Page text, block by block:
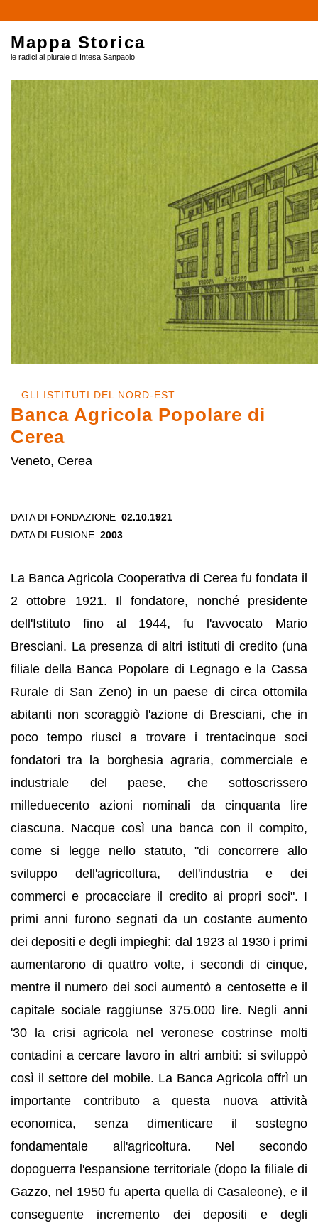
Mappa Storica
le radici al plurale di Intesa Sanpaolo
GLI ISTITUTI DEL NORD-EST
Banca Agricola Popolare di
Cerea
Veneto, Cerea
DATA DI FONDAZIONE 02.10.1921
DATA DI FUSIONE 2003
La Banca Agricola Cooperativa di Cerea fu fondata il
2 ottobre 1921. Il fondatore, nonché presidente
dell'Istituto fino al 1944, fu l'avvocato Mario
Bresciani. La presenza di altri istituti di credito (una
filiale della Banca Popolare di Legnago e la Cassa
Rurale di San Zeno) in un paese di circa ottomila
abitanti non scoraggiò l'azione di Bresciani, che in
poco tempo riuscì a trovare i trentacinque soci
fondatori tra la borghesia agraria, commerciale e
industriale del paese, che sottoscrissero
milleduecento azioni nominali da cinquanta lire
ciascuna. Nacque così una banca con il compito,
come si legge nello statuto, "di concorrere allo
sviluppo dell'agricoltura, dell'industria e dei
commerci e procacciare il credito ai propri soci". I
primi anni furono segnati da un costante aumento
dei depositi e degli impieghi: dal 1923 al 1930 i primi
aumentarono di quattro volte, i secondi di cinque,
mentre il numero dei soci aumentò a centosette e il
capitale sociale raggiunse 375.000 lire. Negli anni
'30 la crisi agricola nel veronese costrinse molti
contadini a cercare lavoro in altri ambiti: si sviluppò
così il settore del mobile. La Banca Agricola offrì un
importante contributo a questa nuova attività
economica, senza dimenticare il sostegno
fondamentale all'agricoltura. Nel secondo
dopoguerra l'espansione territoriale (dopo la filiale di
Gazzo, nel 1950 fu aperta quella di Casaleone), e il
conseguente incremento dei depositi e degli